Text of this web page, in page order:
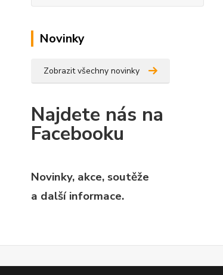
Novinky
Zobrazit všechny novinky
Najdete nás na
Facebooku
Novinky, akce, soutěže
a další informace.